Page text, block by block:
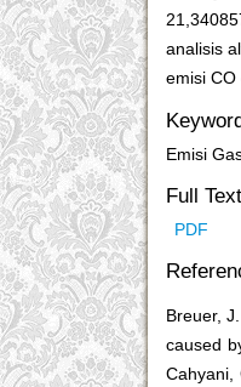
analisis
emisi CO
Emisi
Full
PDF
Breuer,
caused
Cahyani,